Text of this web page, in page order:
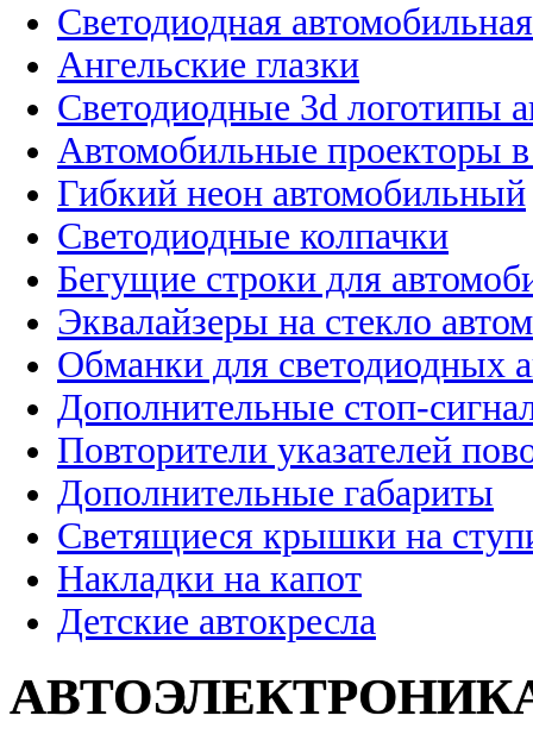
Светодиодная
Ангельские глазки
Светодиодные 3d логотипы
Автомобильные проекторы
Гибкий неон автомобильный
Светодиодные колпачки
Бегущие строки для
Эквалайзеры на стекло
Обманки для светодиодных
Дополнительные стоп-
Повторители указателей
Дополнительные габариты
Светящиеся крышки на
Накладки на капот
Детские автокресла